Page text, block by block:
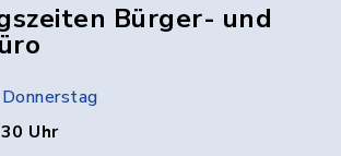
Bürger- und
Uhr